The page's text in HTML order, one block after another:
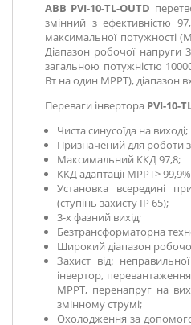
ABB PVI-10-TL-OUTD
змінний з ефективністю
максимальної потужності
Діапазон робочої напруги
загальною потужністю
Вт на один МРРТ), діапазон
Переваги інвертора PVI-10-
Чиста синусоїда на виході;
Призначений для роботи
Максимальний ККД 97,8;
ККД адаптації MPPТ>
Установка всередині
(ступінь захисту IP 65);
3-х фазний вихід;
Безтрансформаторна
Широкий діапазон
Захист від:
інвертор,
MPPT, перенапруг на
змінному струмі;
Охолодження за